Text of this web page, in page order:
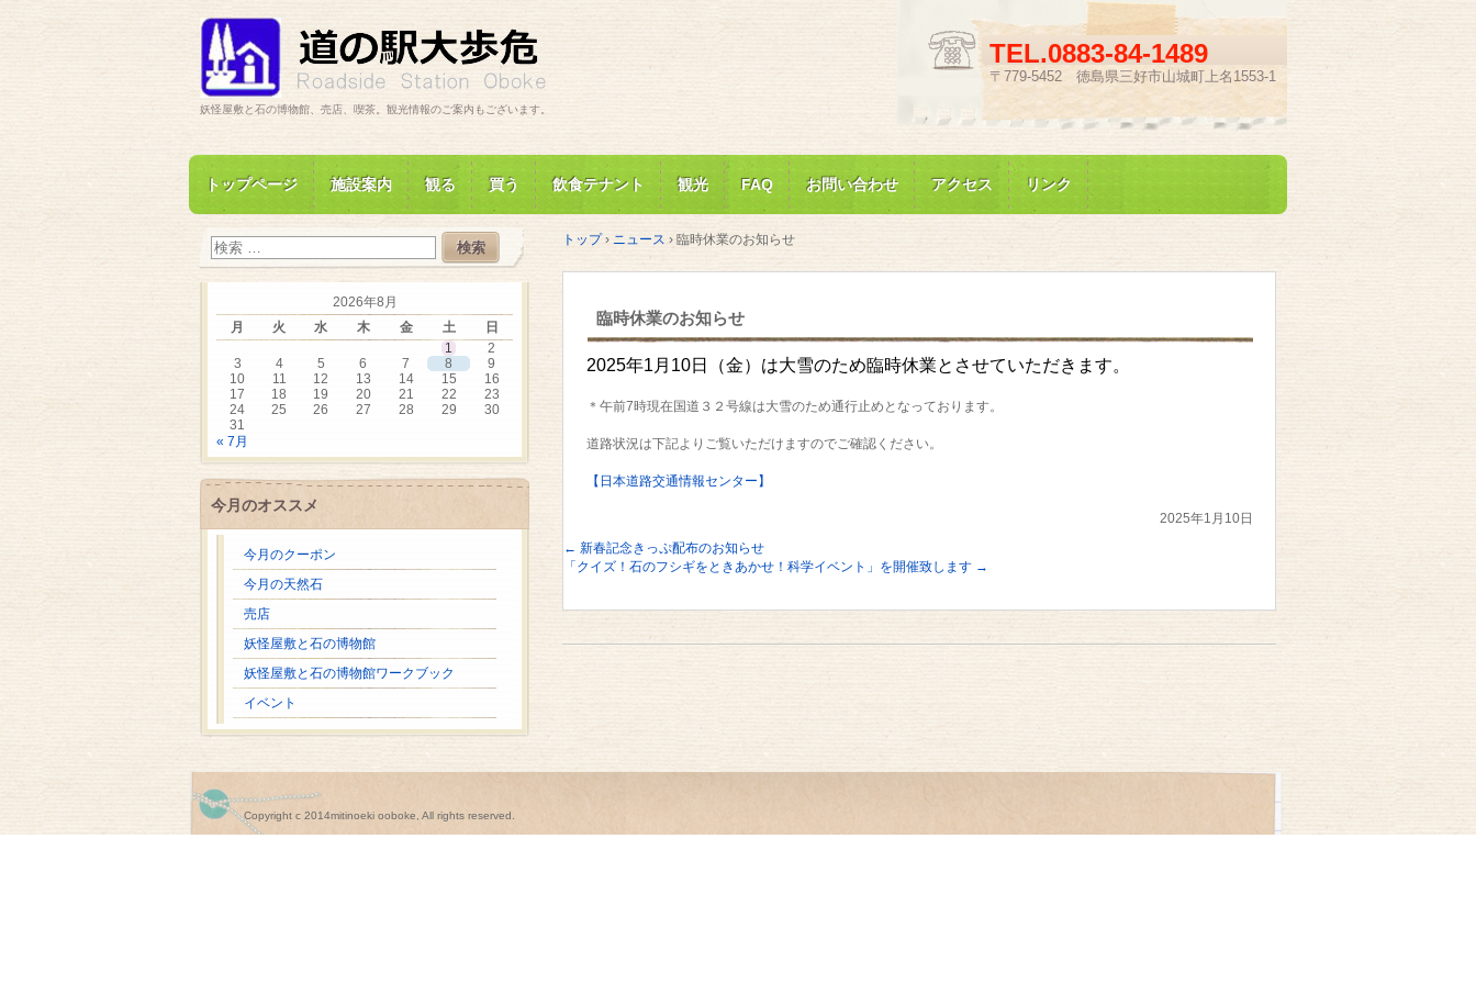
妖怪屋敷と石の博物館、売店、喫茶。観光情報のご案内もございます。
TEL.0883-84-1489
〒779-5452 徳島県三好市山城町上名1553-1
トップページ 施設案内 観る 買う 飲食テナント 観光 FAQ お問い合わせ アクセス リンク
トップ › ニュース › 臨時休業のお知らせ
臨時休業のお知らせ
2025年1月10日（金）は大雪のため臨時休業とさせていただきます。
＊午前7時現在国道３２号線は大雪のため通行止めとなっております。
道路状況は下記よりご覧いただけますのでご確認ください。
【日本道路交通情報センター】
2025年1月10日
← 新春記念きっぷ配布のお知らせ
「クイズ！石のフシギをときあかせ！科学イベント」を開催致します →
2026年8月
月
火 水 木 金 土
日
1
2
3
4 5 6 7 8
9
10
11 12 13 14 15
16
17
18 19 20 21 22
23
24
25 26 27 28 29
30
31
« 7月
今月のオススメ
今月のクーポン
今月の天然石
売店
妖怪屋敷と石の博物館
妖怪屋敷と石の博物館ワークブック
イベント
Copyright c 2014mitinoeki ooboke, All rights reserved.